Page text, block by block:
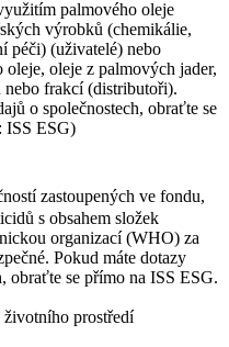
palmového oleje
výrobků (chemikálie,
péči) (uživatelé) nebo
oleje z palmových jader,
frakcí (distributoři).
o společnostech, obraťte se
ISS ESG)
zastoupených ve fondu,
s obsahem složek
organizací (WHO) za
Pokud máte dotazy
obraťte se přímo na ISS ESG.
prostředí